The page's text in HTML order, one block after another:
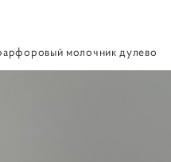
молочник дулево